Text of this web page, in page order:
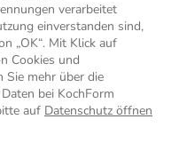
verarbeitet
einverstanden sind,
„OK“. Mit Klick auf
Cookies und
Sie mehr über die
bei KochForm
auf Datenschutz öffnen
49,90 € Bestellwert zzgl.
inkl.Versandkosteninnerhalb